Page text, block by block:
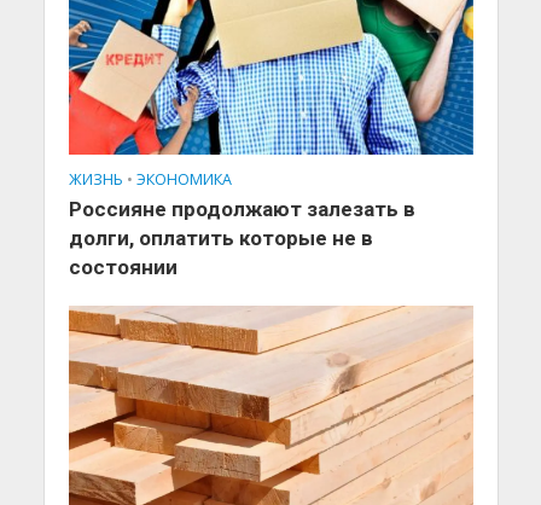
ЖИЗНЬ • ЭКОНОМИКА
Россияне продолжают залезать в
долги, оплатить которые не в
состоянии